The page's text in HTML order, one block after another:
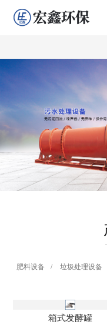
肥料设备 / 垃圾处理设备
箱式发酵罐